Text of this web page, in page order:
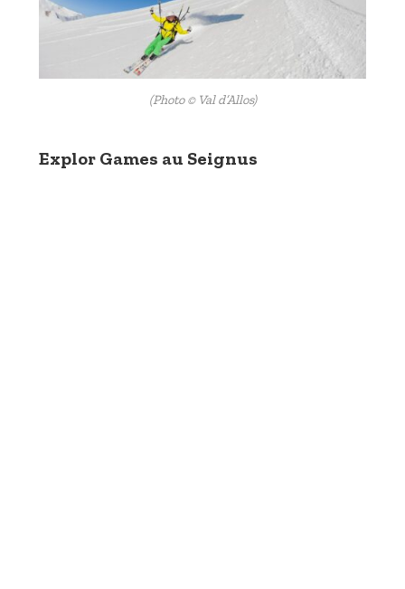
(Photo © Val d’Allos)
Explor Games au Seignus